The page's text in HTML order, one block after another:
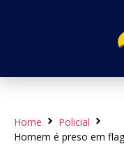
Home
Policial
Homem é preso em